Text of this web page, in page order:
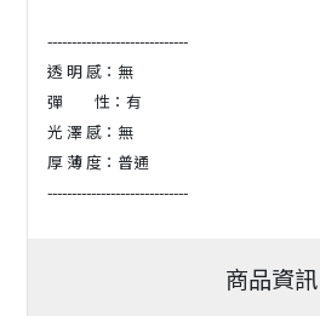
-----------------------------
透 明 感：無
彈 性：有
光 澤 感：無
厚 薄 度：普通
-----------------------------
商品資訊